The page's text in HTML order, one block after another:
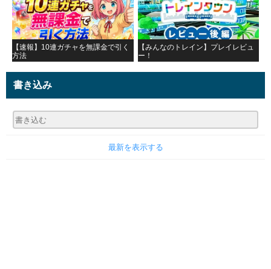
【速報】10連ガチャを無課金で引く
方法
【みんなのトレイン】プレイレビュ
ー！
書き込み
最新を表示する